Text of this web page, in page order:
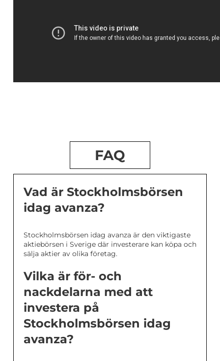
FAQ
Vad är Stockholmsbörsen
idag avanza?
Stockholmsbörsen idag avanza är den viktigaste
aktiebörsen i Sverige där investerare kan köpa och
sälja aktier av olika företag.
Vilka är för- och
nackdelarna med att
investera på
Stockholmsbörsen idag
avanza?